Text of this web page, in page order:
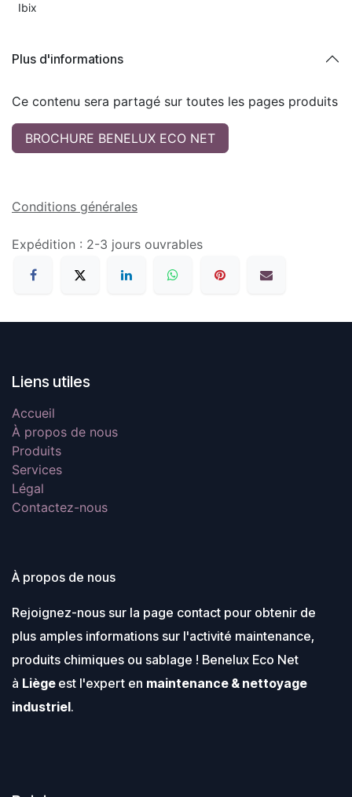
Ibix
Plus d'informations
Ce contenu sera partagé sur toutes les pages produits
BROCHURE BENELUX ECO NET
Conditions générales
Expédition : 2-3 jours ouvrables
Liens utiles
Accueil
À propos de nous
Produits
Services
Légal
Contactez-nous
À propos de nous
Rejoignez-nous sur la page contact pour obtenir de
plus amples informations sur l'activité maintenance,
produits chimiques ou sablage ! Benelux Eco Net
à Liège est l'expert en maintenance & nettoyage
industriel.